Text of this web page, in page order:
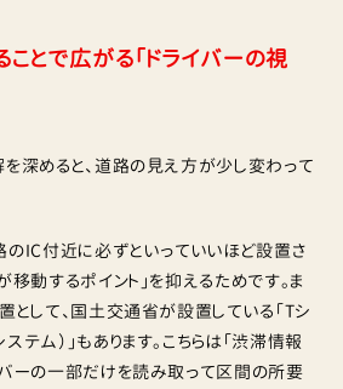
とで広がる「ドライバーの視
深めると、道路の見え方が少し変わって
IC付近に必ずといっていいほど設置さ
移動するポイント」を抑えるためです。ま
として、国土交通省が設置している「Tシ
テム）」もあります。こちらは「渋滞情報
ーの一部だけを読み取って区間の所要